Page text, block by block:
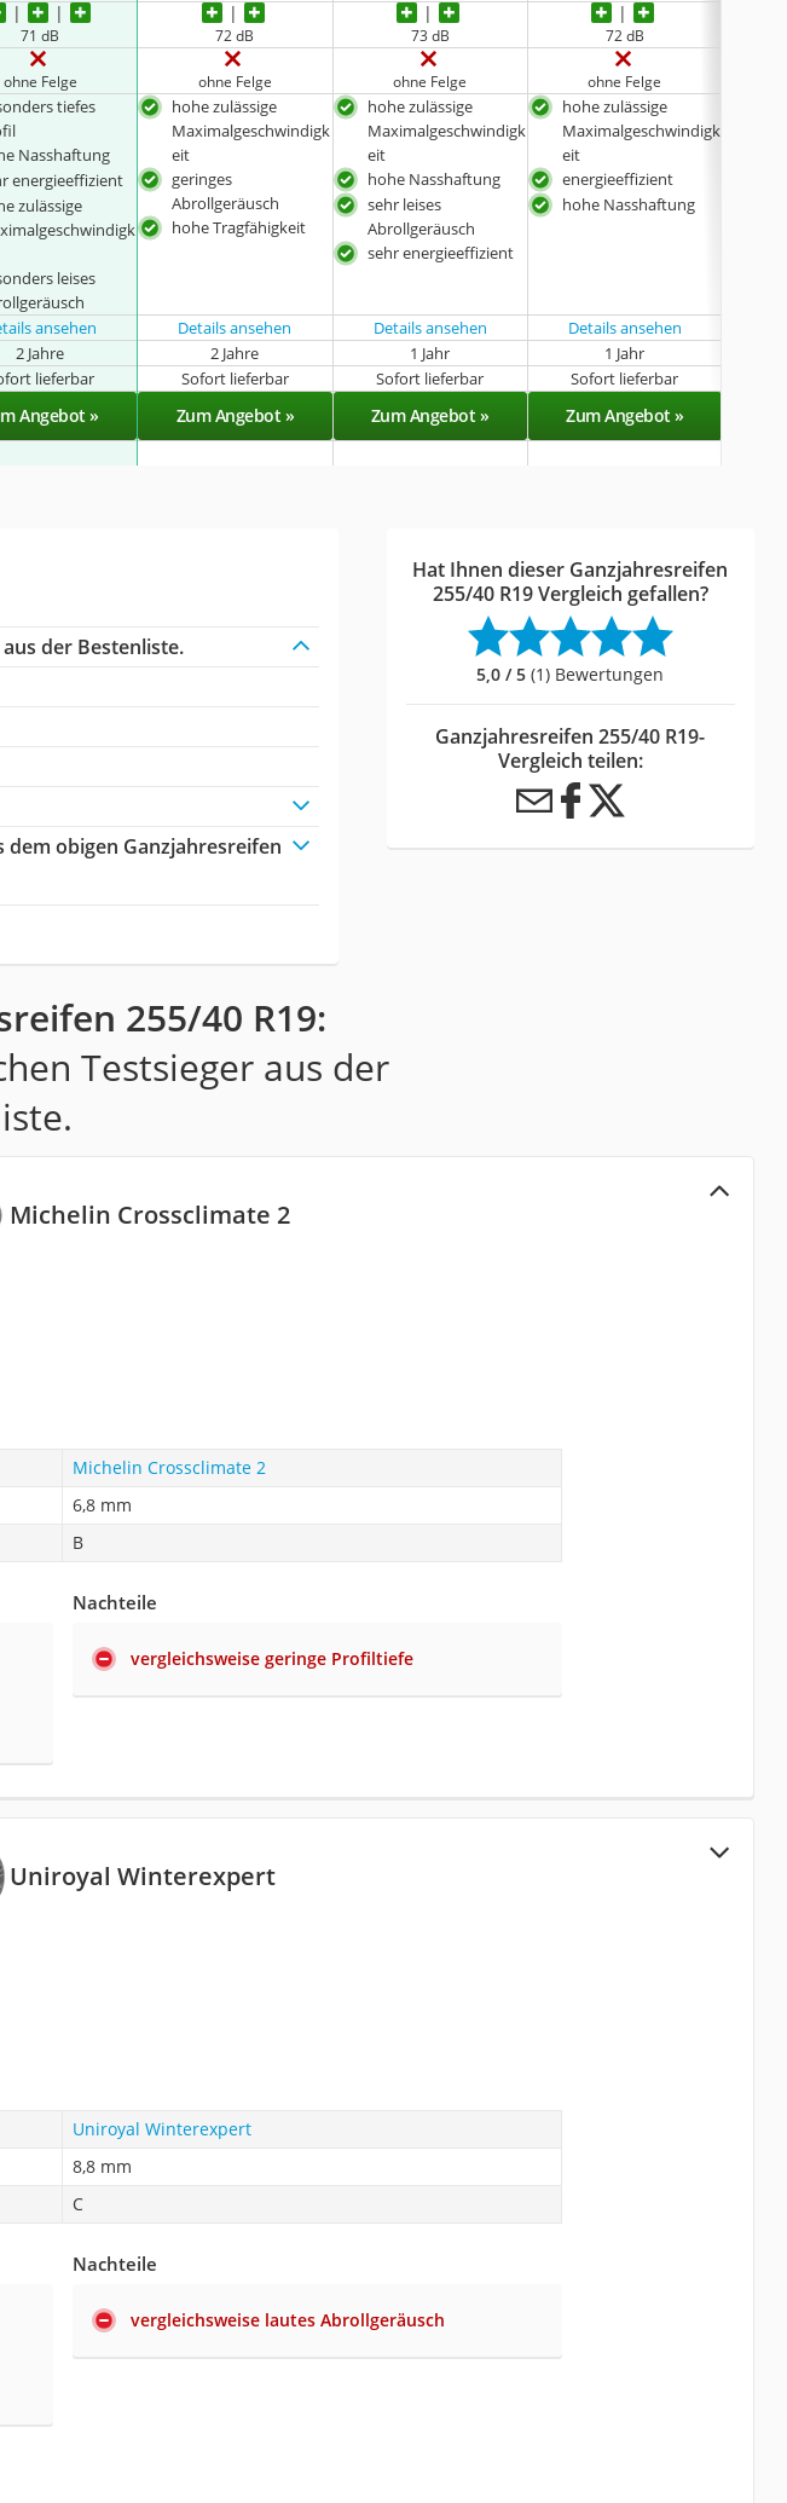
71 dB 72 dB 73 dB 72 dB
ohne Felge ohne Felge ohne Felge ohne Felge
tiefes
Nasshaftung
energieeffizient
zulässige
leises
hohe zulässige
Maximalgeschwindigk
eit
geringes
Abrollgeräusch
hohe Tragfähigkeit
hohe zulässige
Maximalgeschwindigk
eit
hohe Nasshaftung
sehr leises
Abrollgeräusch
sehr energieeffizient
hohe zulässige
Maximalgeschwindigk
eit
energieeffizient
hohe Nasshaftung
ansehen Details ansehen Details ansehen
Details ansehen
2 Jahre 2 Jahre 1 Jahr
1 Jahr
lieferbar Sofort lieferbar Sofort lieferbar Sofort lieferbar
Angebot » Zum Angebot » Zum Angebot » Zum Angebot »
der Bestenliste.
dem obigen Ganzjahresreifen
Hat Ihnen dieser Ganzjahresreifen
255/40 R19 Vergleich gefallen?
5,0 / 5 (1) Bewertungen
Ganzjahresreifen 255/40 R19-
Vergleich teilen:
255/40 R19:
Testsieger aus der
Michelin Crossclimate 2
Michelin Crossclimate 2
6,8 mm
B
Nachteile
vergleichsweise geringe Profiltiefe
Uniroyal Winterexpert
Uniroyal Winterexpert
8,8 mm
C
Nachteile
vergleichsweise lautes Abrollgeräusch